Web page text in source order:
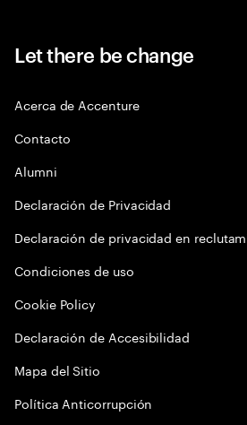
Let there be change
Acerca de Accenture
Contacto
Alumni
Declaración de Privacidad
Declaración de privacidad en
Condiciones de uso
Cookie Policy
Declaración de Accesibilidad
Mapa del Sitio
Política Anticorrupción